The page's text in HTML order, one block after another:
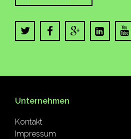
Unternehmen
Kontakt
Impressum